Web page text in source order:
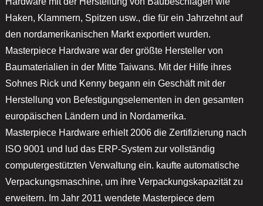
Haken, Klammern, Spitzen usw., die für ein Jahrzehnt auf
den nordamerikanischen Markt exportiert wurden.
Masterpiece Hardware war der größte Hersteller von
Baumaterialien in der Mitte Taiwans. Mit der Hilfe ihres
Sohnes Rick und Kenny begann ein Geschäft mit der
Herstellung von Befestigungselementen in den gesamten
europäischen Ländern und in Nordamerika.
Masterpiece Hardware erhielt 2006 die Zertifizierung nach
ISO 9001 und lud das ERP-System zur vollständig
computergestützten Verwaltung ein. kaufte automatische
Verpackungsmaschine, um ihre Verpackungskapazität zu
erweitern. Im Jahr 2011 wendete Masterpiece dem